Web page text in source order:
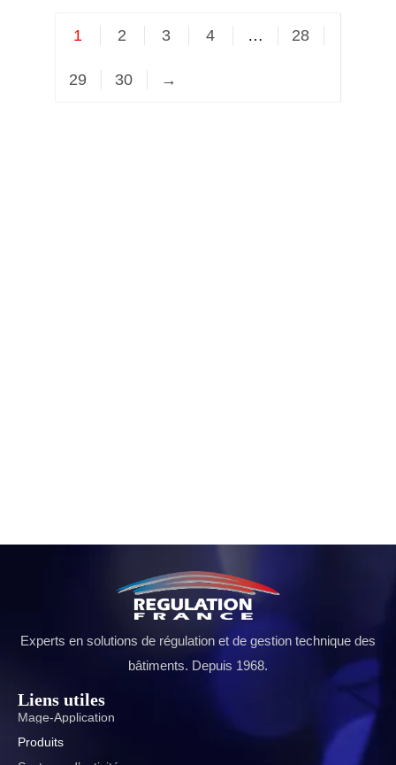
1 2 3 4 … 28
29 30 →
Experts en solutions de régulation et de gestion technique des
bâtiments. Depuis 1968.
Liens utiles
Mage-Application
Produits